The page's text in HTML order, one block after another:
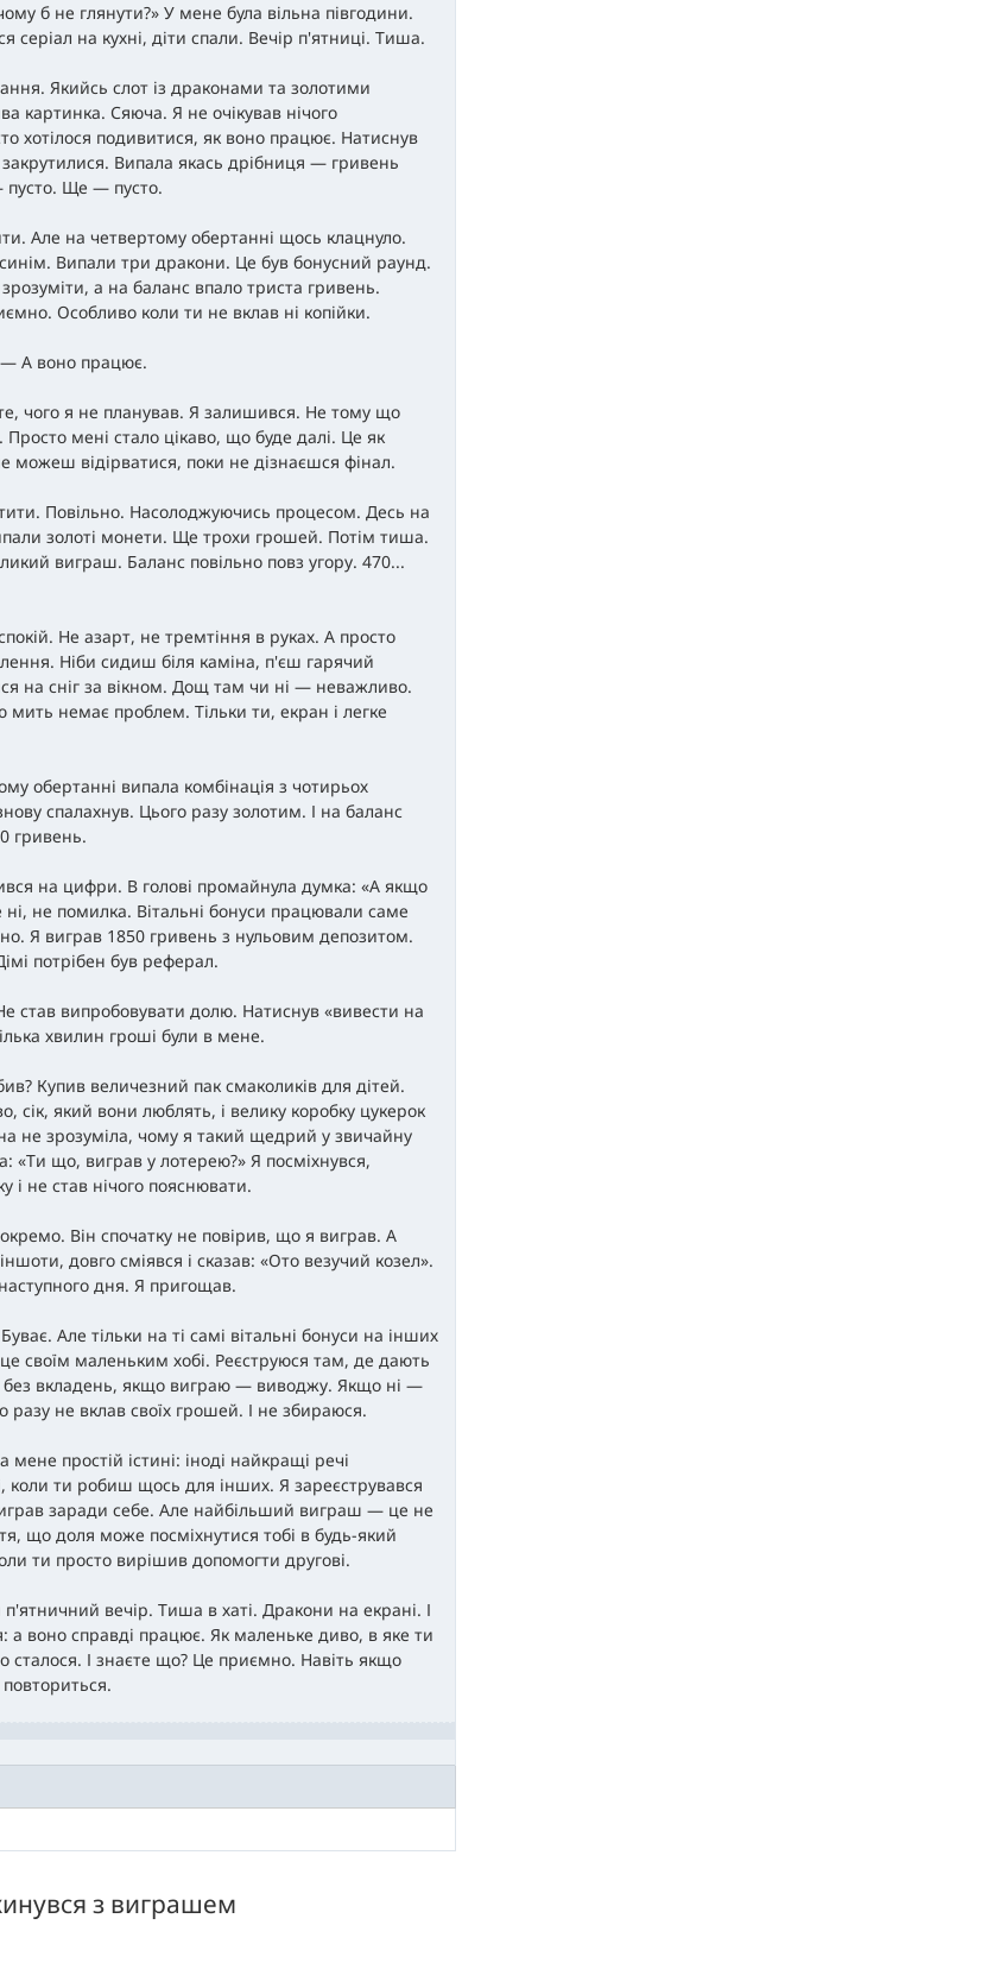
б не глянути?» У мене була вільна півгодини.
серіал на кухні, діти спали. Вечір п'ятниці. Тиша.
Якийсь слот із драконами та золотими
картинка. Сяюча. Я не очікував нічого
хотілося подивитися, як воно працює. Натиснув
Випала якась дрібниця — гривень
Ще — пусто.
Але на четвертому обертанні щось клацнуло.
Випали три дракони. Це був бонусний раунд.
а на баланс впало триста гривень.
Особливо коли ти не вклав ні копійки.
А воно працює.
те, чого я не планував. Я залишився. Не тому що
мені стало цікаво, що буде далі. Це як
можеш відірватися, поки не дізнаєшся фінал.
Повільно. Насолоджуючись процесом. Десь на
золоті монети. Ще трохи грошей. Потім тиша.
виграш. Баланс повільно повз угору. 470...
Не азарт, не тремтіння в руках. А просто
Ніби сидиш біля каміна, п'єш гарячий
на сніг за вікном. Дощ там чи ні — неважливо.
немає проблем. Тільки ти, екран і легке
обертанні випала комбінація з чотирьох
спалахнув. Цього разу золотим. І на баланс
гривень.
на цифри. В голові промайнула думка: «А якщо
не помилка. Вітальні бонуси працювали саме
Я виграв 1850 гривень з нульовим депозитом.
потрібен був реферал.
став випробовувати долю. Натиснув «вивести на
хвилин гроші були в мене.
Купив величезний пак смаколиків для дітей.
сік, який вони люблять, і велику коробку цукерок
не зрозуміла, чому я такий щедрий у звичайну
«Ти що, виграв у лотерею?» Я посміхнувся,
і не став нічого пояснювати.
Він спочатку не повірив, що я виграв. А
довго сміявся і сказав: «Ото везучий козел».
дня. Я пригощав.
Але тільки на ті самі вітальні бонуси на інших
своїм маленьким хобі. Реєструюся там, де дають
без вкладень, якщо виграю — виводжу. Якщо ні —
разу не вклав своїх грошей. І не збираюся.
мене простій істині: іноді найкращі речі
коли ти робиш щось для інших. Я зареєструвався
заради себе. Але найбільший виграш — це не
що доля може посміхнутися тобі в будь-який
ти просто вирішив допомогти другові.
п'ятничний вечір. Тиша в хаті. Дракони на екрані. І
а воно справді працює. Як маленьке диво, в яке ти
сталося. І знаєте що? Це приємно. Навіть якщо
з виграшем